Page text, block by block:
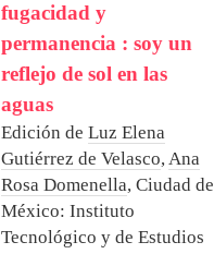
fugacidad y
permanencia : soy un
reflejo de sol en las
aguas
Edición de Luz Elena
Gutiérrez de Velasco,Ana
Rosa Domenella, Ciudad de
México: Instituto
Tecnológico y de Estudios